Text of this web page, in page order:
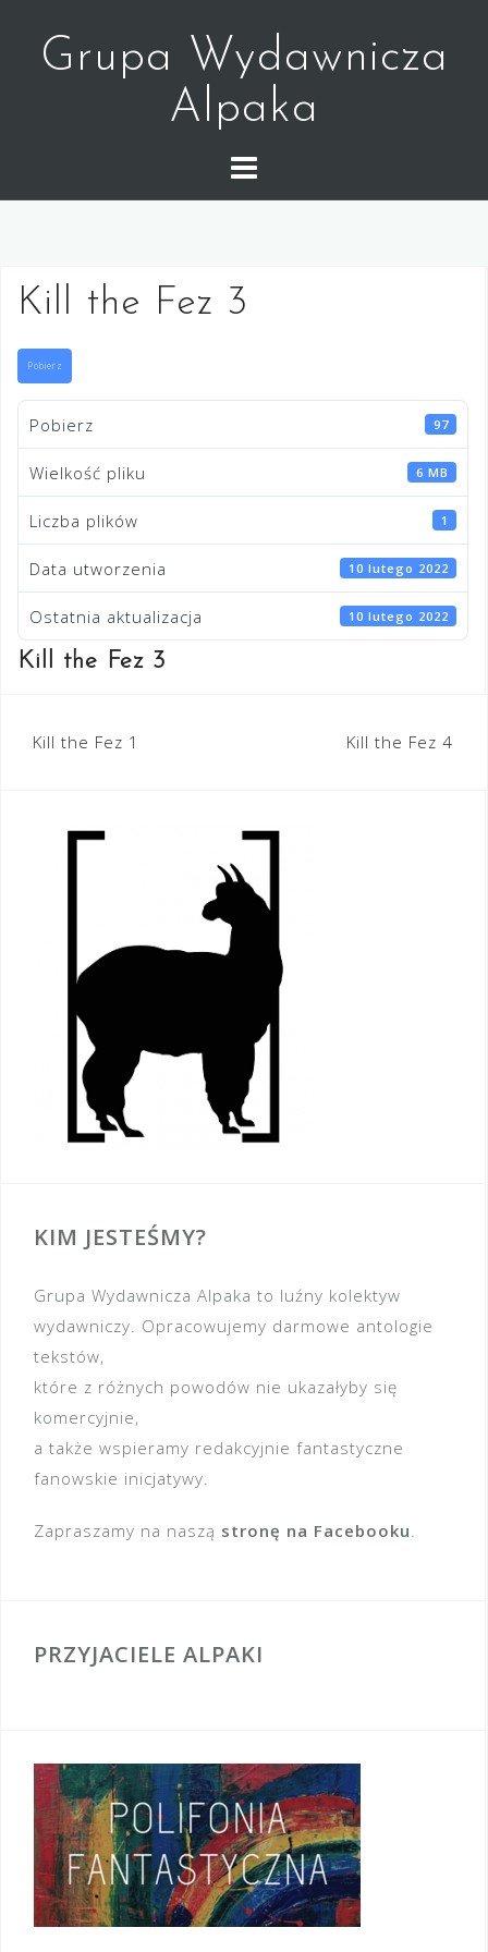
contentGrupa Wydawnicza
Alpaka
Kill the Fez 3
Pobierz
Pobierz 97
Wielkość pliku 6 MB
Liczba plików 1
Data utworzenia 10 lutego 2022
Ostatnia aktualizacja 10 lutego 2022
Kill the Fez 3
Nawigacja
Kill the Fez 1 Kill the Fez 4
KIM JESTEŚMY?
Grupa Wydawnicza Alpaka to luźny kolektyw
wydawniczy. Opracowujemy darmowe antologie
tekstów,
które z różnych powodów nie ukazałyby się
komercyjnie,
a także wspieramy redakcyjnie fantastyczne
fanowskie inicjatywy.
Zapraszamy na naszą stronę na Facebooku.
PRZYJACIELE ALPAKI